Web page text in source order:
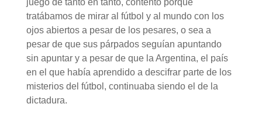
juego de tanto en tanto, contento porque
tratábamos de mirar al fútbol y al mundo con los
ojos abiertos a pesar de los pesares, o sea a
pesar de que sus párpados seguían apuntando
sin apuntar y a pesar de que la Argentina, el país
en el que había aprendido a descifrar parte de los
misterios del fútbol, continuaba siendo el de la
dictadura.